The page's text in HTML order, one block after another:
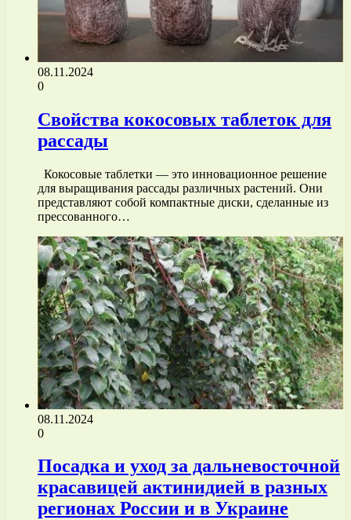
08.11.2024
0
Свойства кокосовых таблеток для
рассады
Кокосовые таблетки — это инновационное решение
для выращивания рассады различных растений. Они
представляют собой компактные диски, сделанные из
прессованного…
08.11.2024
0
Посадка и уход за дальневосточной
красавицей актинидией в разных
регионах России и в Украине